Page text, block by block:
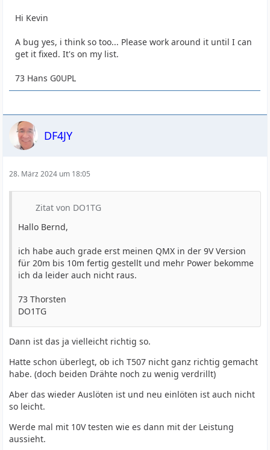
Hi Kevin
A bug yes, i think so too... Please work around it until I can
get it fixed. It's on my list.
73 Hans G0UPL
DF4JY
28. März 2024 um 18:05
Zitat von DO1TG
Hallo Bernd,
ich habe auch grade erst meinen QMX in der 9V Version
für 20m bis 10m fertig gestellt und mehr Power bekomme
ich da leider auch nicht raus.
73 Thorsten
DO1TG
Dann ist das ja vielleicht richtig so.
Hatte schon überlegt, ob ich T507 nicht ganz richtig gemacht
habe. (doch beiden Drähte noch zu wenig verdrillt)
Aber das wieder Auslöten ist und neu einlöten ist auch nicht
so leicht.
Werde mal mit 10V testen wie es dann mit der Leistung
aussieht.